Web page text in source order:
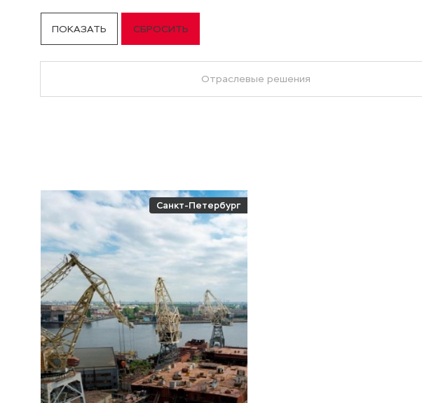
Отраслевые решения
Санкт-Петербург